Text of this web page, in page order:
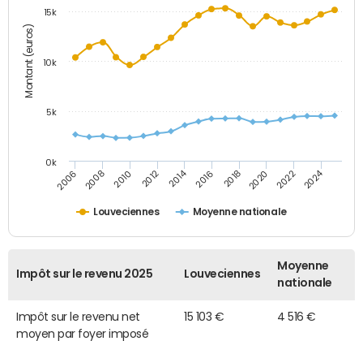
Montant (euros)
Louveciennes Moyenne nationale
2006 2008 2010 2012 2014 2016 2018 2020 2022 2024
0k
5k
10k
15k
Impôt sur le revenu 2025 Louveciennes
Moyenne
nationale
Impôt sur le revenu net
moyen par foyer imposé
15 103 € 4 516 €